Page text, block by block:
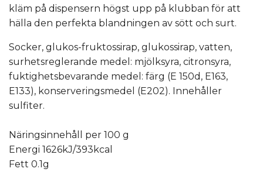
kläm på dispensern högst upp på klubban för att
hälla den perfekta blandningen av sött och surt.
Socker, glukos-fruktossirap, glukossirap, vatten,
surhetsreglerande medel: mjölksyra, citronsyra,
fuktighetsbevarande medel: färg (E 150d, E163,
E133), konserveringsmedel (E202). Innehåller
sulfiter.
Näringsinnehåll per 100 g
Energi 1626kJ/393kcal
Fett 0.1g